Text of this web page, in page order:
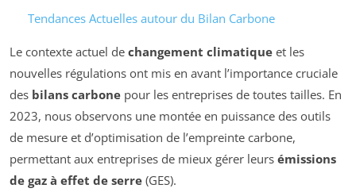
Tendances Actuelles autour du Bilan Carbone
Le contexte actuel de changement climatique et les
nouvelles régulations ont mis en avant l’importance cruciale
des bilans carbone pour les entreprises de toutes tailles. En
2023, nous observons une montée en puissance des outils
de mesure et d’optimisation de l’empreinte carbone,
permettant aux entreprises de mieux gérer leurs émissions
de gaz à effet de serre (GES).